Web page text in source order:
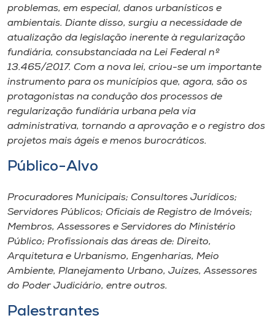
problemas, em especial, danos urbanísticos e
ambientais. Diante disso, surgiu a necessidade de
atualização da legislação inerente à regularização
fundiária, consubstanciada na Lei Federal nº
13.465/2017. Com a nova lei, criou-se um importante
instrumento para os municípios que, agora, são os
protagonistas na condução dos processos de
regularização fundiária urbana pela via
administrativa, tornando a aprovação e o registro dos
projetos mais ágeis e menos burocráticos.
Público-Alvo
Procuradores Municipais; Consultores Jurídicos;
Servidores Públicos; Oficiais de Registro de Imóveis;
Membros, Assessores e Servidores do Ministério
Público; Profissionais das áreas de: Direito,
Arquitetura e Urbanismo, Engenharias, Meio
Ambiente, Planejamento Urbano, Juízes, Assessores
do Poder Judiciário, entre outros.
Palestrantes